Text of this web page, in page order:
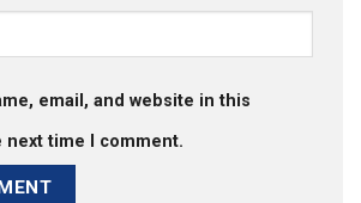
email, and website in this
time I comment.